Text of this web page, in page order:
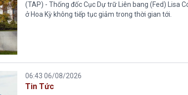
(TAP) - Thống đốc Cục Dự trữ Liên bang (Fed) Lisa
ở Hoa Kỳ không tiếp tục giảm trong thời gian tới.
06:43 06/08/2026
Tin Tức